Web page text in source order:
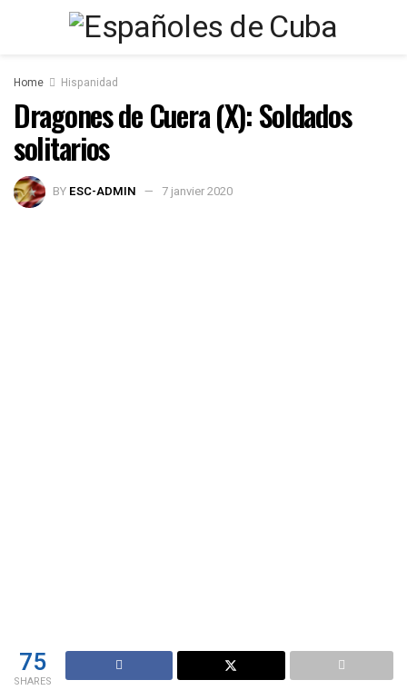
Home Hispanidad
Dragones de Cuera (X): Soldados
solitarios
BY ESC-ADMIN 7 janvier 2020
75
SHARES